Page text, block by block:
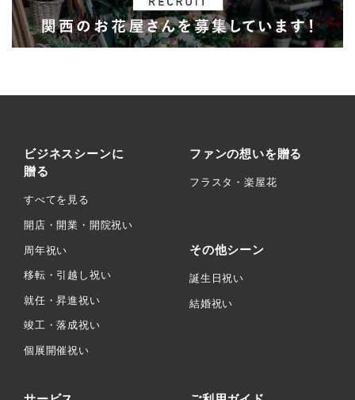
ビジネスシーンに
贈る
すべてを見る
開店・開業・開院祝い
周年祝い
移転・引越し祝い
就任・昇進祝い
竣工・落成祝い
個展開催祝い
ファンの想いを贈る
フラスタ・楽屋花
その他シーン
誕生日祝い
結婚祝い